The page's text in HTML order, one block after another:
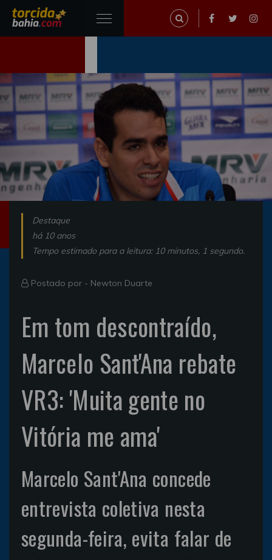
Destaque
há 10 anos
Tempo estimado para a leitura: 10 minutos, 1 segundo.
Postado por - Newton Duarte
Em tom descontraído,
Marcelo Sant'Ana rebate
VR3: 'Muita gente no
Vitória me ama'
Marcelo Sant'Ana concede
entrevista coletiva nesta
segunda-feira, evita falar de